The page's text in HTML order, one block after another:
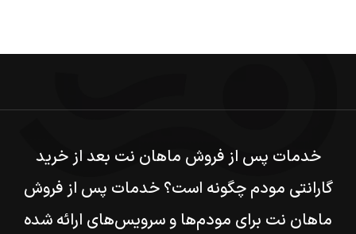
خدمات پس از فروش ماهان نت بعد از خرید
گارانتی مودم چگونه است؟ خدمات پس از فروش
ماهان نت برای مودم‌ها و سرویس‌های ارائه شده